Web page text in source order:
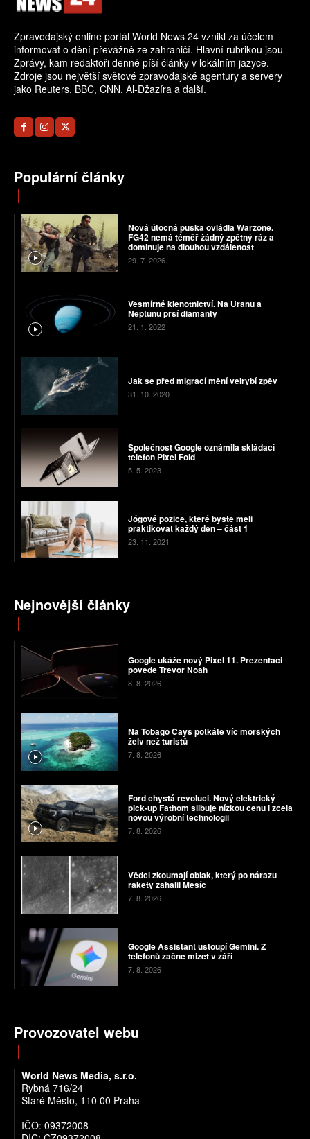
Zpravodajský online portál World News 24 vznikl za účelem
informovat o dění převážně ze zahraničí. Hlavní rubrikou jsou
Zprávy, kam redaktoři denně píší články v lokálním jazyce.
Zdroje jsou největší světové zpravodajské agentury a servery
jako Reuters, BBC, CNN, Al-Džazíra a další.
Populární články
Nová útočná puška ovládla Warzone.
FG42 nemá téměř žádný zpětný ráz a
dominuje na dlouhou vzdálenost
29. 7. 2026
Vesmírné klenotnictví. Na Uranu a
Neptunu prší diamanty
21. 1. 2022
Jak se před migrací mění velrybí zpěv
31. 10. 2020
Společnost Google oznámila skládací
telefon Pixel Fold
5. 5. 2023
Jógové pozice, které byste měli
praktikovat každý den – část 1
23. 11. 2021
Nejnovější články
Google ukáže nový Pixel 11. Prezentaci
povede Trevor Noah
8. 8. 2026
Na Tobago Cays potkáte víc mořských
želv než turistů
7. 8. 2026
Ford chystá revoluci. Nový elektrický
pick-up Fathom slibuje nízkou cenu i zcela
novou výrobní technologii
7. 8. 2026
Vědci zkoumají oblak, který po nárazu
rakety zahalil Měsíc
7. 8. 2026
Google Assistant ustoupí Gemini. Z
telefonů začne mizet v září
7. 8. 2026
Provozovatel webu
World News Media, s.r.o.
Rybná 716/24
Staré Město, 110 00 Praha
IČO: 09372008